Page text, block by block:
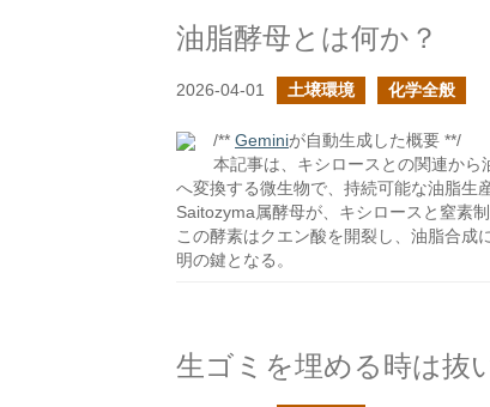
油脂酵母とは何か？
2026-04-01 土壌環境 化学全般
/** Geminiが自動生成した概要 **/
本記事は、キシロースとの関連か
へ変換する微生物で、持続可能な油脂生
Saitozyma属酵母が、キシロースと窒素
この酵素はクエン酸を開裂し、油脂合成
明の鍵となる。
生ゴミを埋める時は抜